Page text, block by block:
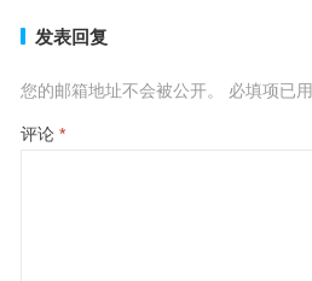
发表回复
您的邮箱地址不会被公开。 必填项已用
评论 *